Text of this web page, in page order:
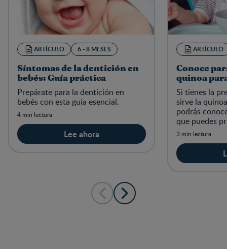
ARTÍCULO 6 - 8 MESES
Síntomas de la dentición en
bebés: Guía práctica
Prepárate para la dentición en
bebés con esta guía esencial.
4 min lectura
Lee ahora
ARTÍCULO
Conoce
quinoa
Si tienes la
sirve la
podrás
que puedes
relacionado
3 min lectura